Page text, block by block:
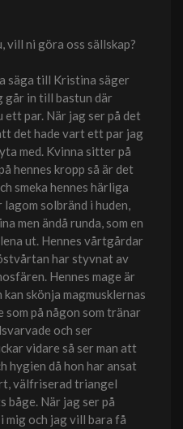
vill ni göra oss sällskap?
säga till Kristina säger
går in till bastun där
par. När jag ser på det
det hade vart ett par jag
med. Kvinna sitter på
hennes kropp så är det
smeka hennes härliga
solbränd i huden,
men ändå runda, som en
ut. Hennes vårtgårdar
har styvnat av
Hennes mage är
skönja magmusklernas
på någon som tränar
och ser
vidare så ser man att
hygien då hon har ansat
välfriserad triangel
båge. När jag ser på
mig och jag vill bara få